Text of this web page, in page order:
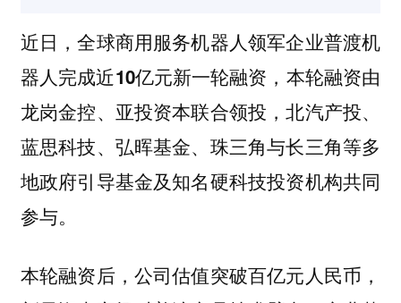
近日，全球商用服务机器人领军企业普渡机
器人完成近10亿元新一轮融资 ，本轮融资由
龙岗金控、亚投资本联合领投 ，北汽产投、
蓝思科技、弘晖基金、珠三角与长三角等多
地政府引导基金及知名硬科技投资机构共同
参与。
本轮融资后，公司估值突破百亿元人民币 ，